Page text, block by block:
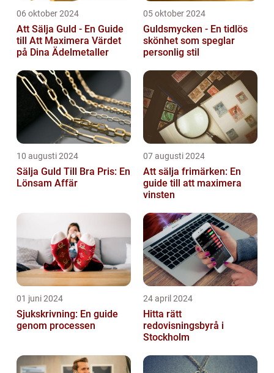
06 oktober 2024
Att Sälja Guld - En Guide
till Att Maximera Värdet
på Dina Ädelmetaller
05 oktober 2024
Guldsmycken - En tidlös
skönhet som speglar
personlig stil
10 augusti 2024
Sälja Guld Till Bra Pris: En
Lönsam Affär
07 augusti 2024
Att sälja frimärken: En
guide till att maximera
vinsten
01 juni 2024
Sjukskrivning: En guide
genom processen
24 april 2024
Hitta rätt
redovisningsbyrå i
Stockholm